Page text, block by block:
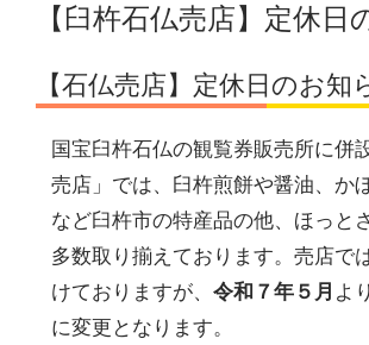
【臼杵石仏売店】定休日
【石仏売店】定休日のお知
国宝臼杵石仏の観覧券販売所に併
売店」では、臼杵煎餅や醤油、か
など臼杵市の特産品の他、ほっと
多数取り揃えております。売店で
けておりますが、 令和７年５月 よ
に変更となります。